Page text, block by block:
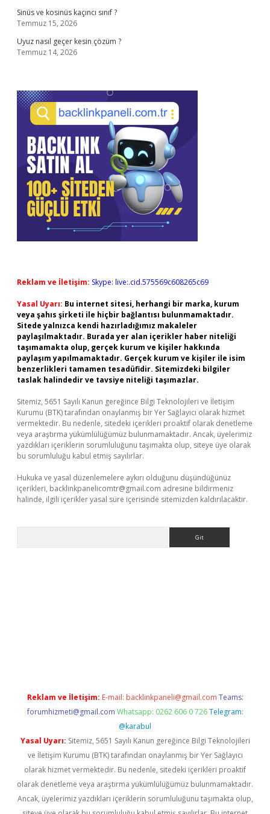
Sinüs ve kosinüs kaçıncı sınıf ?
Temmuz 15, 2026
Uyuz nasıl geçer kesin çözüm ?
Temmuz 14, 2026
Reklam ve İletişim: Skype: live:.cid.575569c608265c69
Yasal Uyarı: Bu internet sitesi, herhangi bir marka, kurum
veya şahıs şirketi ile hiçbir bağlantısı bulunmamaktadır.
Sitede yalnızca kendi hazırladığımız makaleler
paylaşılmaktadır. Burada yer alan içerikler haber niteliği
taşımamakta olup, gerçek kurum ve kişiler hakkında
paylaşım yapılmamaktadır. Gerçek kurum ve kişiler ile isim
benzerlikleri tamamen tesadüfidir. Sitemizdeki bilgiler
taslak halindedir ve tavsiye niteliği taşımazlar.
Sitemiz, 5651 Sayılı Kanun gereğince Bilgi Teknolojileri ve İletişim
Kurumu (BTK) tarafından onaylanmış bir Yer Sağlayıcı olarak hizmet
vermektedir. Bu nedenle, sitedeki içerikleri proaktif olarak denetleme
veya araştırma yükümlülüğümüz bulunmamaktadır. Ancak, üyelerimiz
yazdıkları içeriklerin sorumluluğunu taşımakta olup, siteye üye olarak
bu sorumluluğu kabul etmiş sayılırlar.
Hukuka ve yasal düzenlemelere aykırı olduğunu düşündüğünüz
içerikleri, backlinkpanelicomtr@gmail.com adresine bildirmeniz
halinde, ilgili içerikler yasal süre içerisinde sitemizden kaldırılacaktır.
Reklam ve İletişim: E-mail: backlinkpaneli@gmail.com Teams:
forumhizmeti@gmail.com Whatsapp: 0262 606 0 726 Telegram:
@karabul
Yasal Uyarı: Sitemiz, 5651 Sayılı Kanun gereğince Bilgi Teknolojileri
ve İletişim Kurumu (BTK) tarafından onaylanmış bir Yer Sağlayıcı
olarak hizmet vermektedir. Bu nedenle, sitedeki içerikleri proaktif
olarak denetleme veya araştırma yükümlülüğümüz bulunmamaktadır.
Ancak, üyelerimiz yazdıkları içeriklerin sorumluluğunu taşımakta olup,